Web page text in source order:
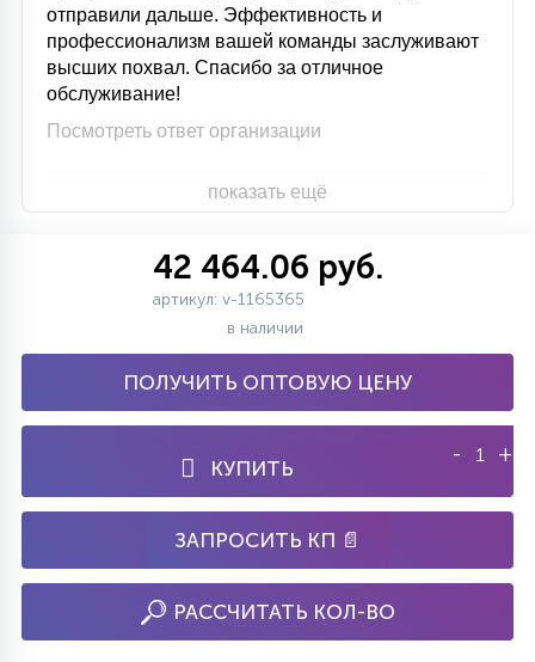
отправили дальше. Эффективность и
профессионализм вашей команды заслуживают
высших похвал. Спасибо за отличное
обслуживание!
Посмотреть ответ организации
показать ещё
42 464.06 руб.
артикул: v-1165365
в наличии
ПОЛУЧИТЬ ОПТОВУЮ ЦЕНУ
КУПИТЬ
- +
ЗАПРОСИТЬ КП 📄
РАССЧИТАТЬ КОЛ-ВО